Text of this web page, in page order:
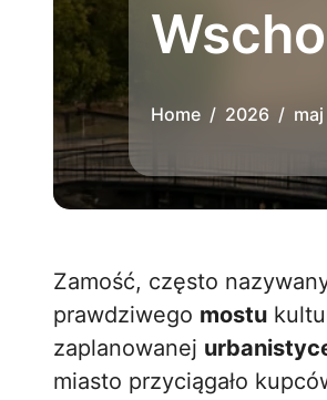
Home 2026 maj
Zamość, często
prawdziwego mostu
zaplanowanej
miasto przyciągało